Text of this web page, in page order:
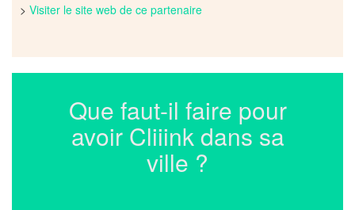
> Visiter le site web de ce partenaire
Que faut-il faire pour
avoir Cliiink dans sa
ville ?